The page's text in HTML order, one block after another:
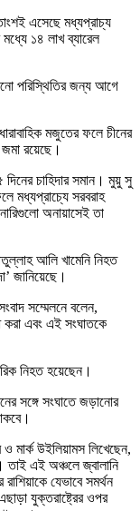
এসেছে মধ্যপ্রাচ্য
১৪ লাখ ব্যারেল
পরিস্থিতির জন্য আগে
মজুতের ফলে চীনের
রয়েছে।
চাহিদার সমান। মুয়ু সু
মধ্যপ্রাচ্যে সরবরাহ
অনায়াসেই তা
আলি খামেনি নিহত
জানিয়েছে।
সম্মেলনে বলেন,
করা এবং এই সংঘাতকে
নিহত হয়েছেন।
সঙ্গে সংঘাতে জড়ানোর
মার্ক উইলিয়ামস লিখেছেন,
তাই এই অঞ্চলে জ্বালানি
যেভাবে সমর্থন
যুক্তরাষ্ট্রের ওপর